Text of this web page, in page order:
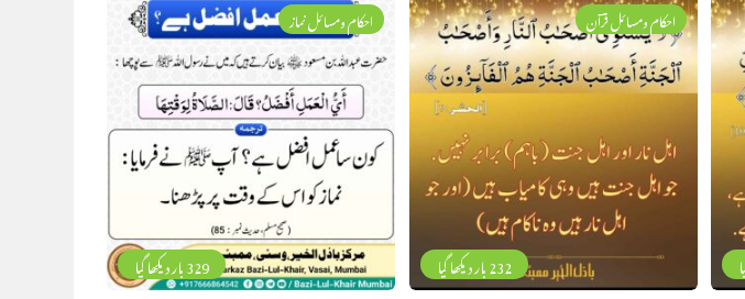
329 بار دیکھا گیا
احکام ومسائل نماز
232 بار دیکھا گیا
احکام ومسائل قرآن